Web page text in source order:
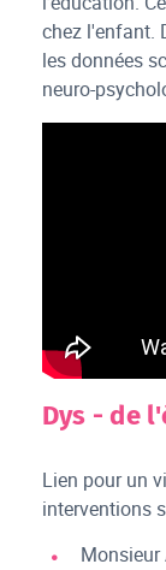
chez l'enfant.
les données
neuro-
Dys - de
Lien pour un
interventions
Monsieur